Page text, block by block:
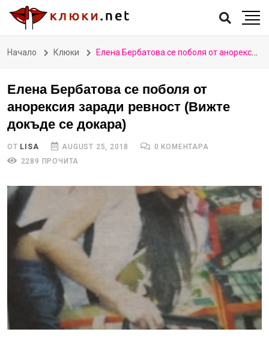
Начало Клюки Елена Бербатова се поболя от анорексия заради ревност (Вижте докъде се докара)
Елена Бербатова се поболя от
анорексия заради ревност (Вижте
докъде се докара)
ОТ LISA AUGUST 25, 2018
0 КОМЕНТАРА
2289 ПРОЧИТА